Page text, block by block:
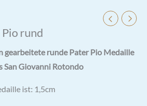
rund
gearbeitete runde Pater Pio Medaille
San Giovanni Rotondo
ist: 1,5cm